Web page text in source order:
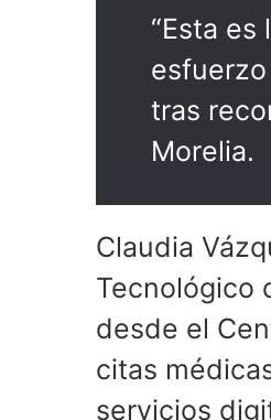
“Esta
tras
Morelia.
Claudia
Tecnológico
desde el
citas
servicios